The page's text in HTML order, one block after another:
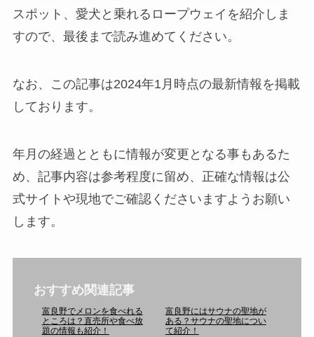
スポット、愛犬と乗れるロープウェイを紹介しま
すので、最後まで読み進めてください。
なお、この記事は2024年1月時点の最新情報を掲載
しております。
年月の経過とともに情報が変更となる事もあるた
め、記事内容は参考程度に留め、正確な情報は公
式サイトや現地でご確認くださいますようお願い
します。
おすすめ関連記事
富良野でメロンを食べれる
ところは？直売所や食べ放
題の情報も紹介！
富良野にはサウナの聖地が
ある？サウナの聖地につい
て紹介！